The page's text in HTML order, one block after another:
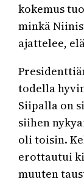
kokemus
minkä
ajattelee,
todella
Siipalla on
siihen
oli toisin.
erottautui
muuten